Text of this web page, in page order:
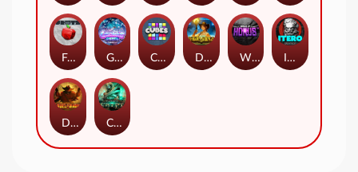
Frutz Gronk's Gems Cubes Dawn of Kings Wings of Horus ITERO
Duel at Dawn Cursed Crypt